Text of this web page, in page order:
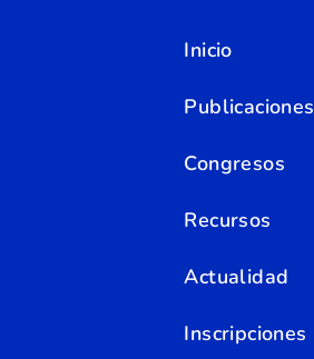
Inicio
Publicaciones
Congresos
Recursos
Actualidad
Inscripciones